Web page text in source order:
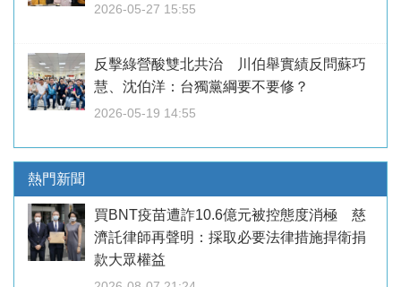
2026-05-27 15:55
反擊綠營酸雙北共治 川伯舉實績反問蘇巧
慧、沈伯洋：台獨黨綱要不要修？
2026-05-19 14:55
熱門新聞
買BNT疫苗遭詐10.6億元被控態度消極 慈
濟託律師再聲明：採取必要法律措施捍衛捐
款大眾權益